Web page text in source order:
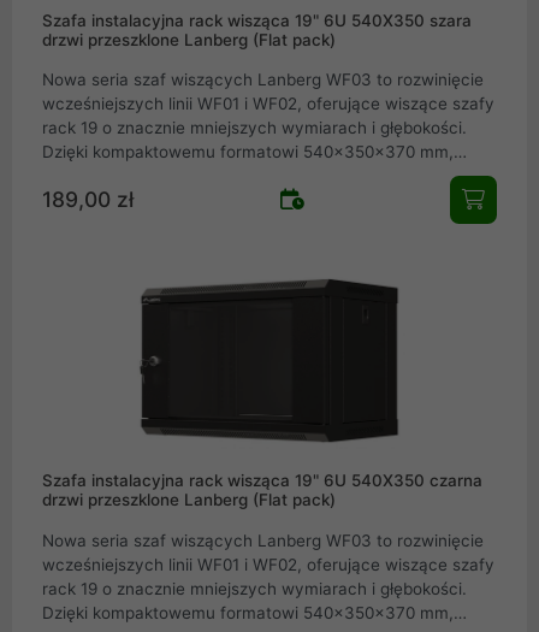
Szafa instalacyjna rack wisząca 19" 6U 540X350 szara
drzwi przeszklone Lanberg (Flat pack)
Nowa seria szaf wiszących Lanberg WF03 to rozwinięcie
wcześniejszych linii WF01 i WF02, oferujące wiszące szafy
rack 19 o znacznie mniejszych wymiarach i głębokości.
Dzięki kompaktowemu formatowi 540×350×370 mm,
urządzenia te stanowią idealny wybór nie tylko dla dużych
firm, ale też dla małych i średnich przedsiębiorstw oraz
szerokości 19 oraz wysokościach 4U, 6U, 9U, a także w
dwóch wariantach kolorystycznych (czarna RAL9004 oraz
aranżację okablowania i zabezpieczenie urządzeń nawet
189,00 zł
Szafa instalacyjna rack wisząca 19" 6U 540X350 czarna
drzwi przeszklone Lanberg (Flat pack)
Nowa seria szaf wiszących Lanberg WF03 to rozwinięcie
wcześniejszych linii WF01 i WF02, oferujące wiszące szafy
rack 19 o znacznie mniejszych wymiarach i głębokości.
Dzięki kompaktowemu formatowi 540×350×370 mm,